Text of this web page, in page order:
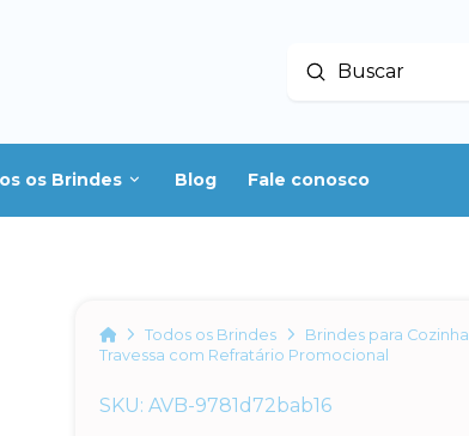
Buscar
Enviar
os Brindes Blog Fale conosco
HomeTodos os Brindes
Brindes para Cozinha
Travessa com Refratário Promocional
SKU: AVB-9781d72bab16